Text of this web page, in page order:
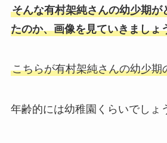
そんな有村架純さんの幼少期が
たのか、画像を見ていきましょ
こちらが有村架純さんの幼少期
年齢的には幼稚園くらいでしょ